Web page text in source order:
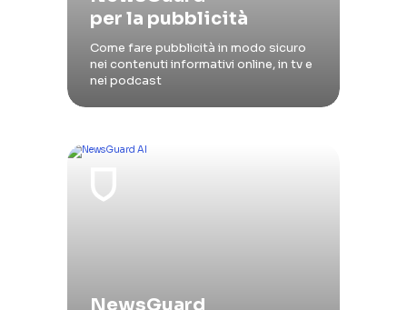
per la pubblicità
Come fare pubblicità in modo sicuro
nei contenuti informativi online, in tv e
nei podcast
NewsGuard